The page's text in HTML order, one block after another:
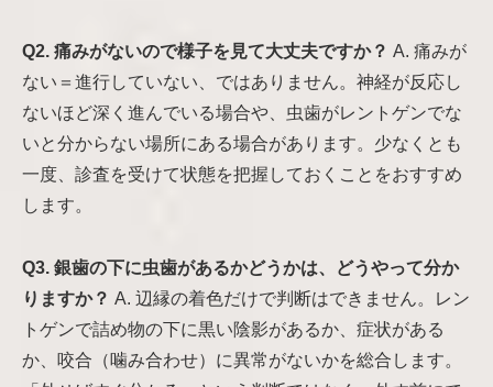
Q2. 痛みがないので様子を見て大丈夫ですか？ A. 痛みが
ない＝進行していない、ではありません。神経が反応し
ないほど深く進んでいる場合や、虫歯がレントゲンでな
いと分からない場所にある場合があります。少なくとも
一度、診査を受けて状態を把握しておくことをおすすめ
します。
Q3. 銀歯の下に虫歯があるかどうかは、どうやって分か
りますか？ A. 辺縁の着色だけで判断はできません。レン
トゲンで詰め物の下に黒い陰影があるか、症状がある
か、咬合（噛み合わせ）に異常がないかを総合します。